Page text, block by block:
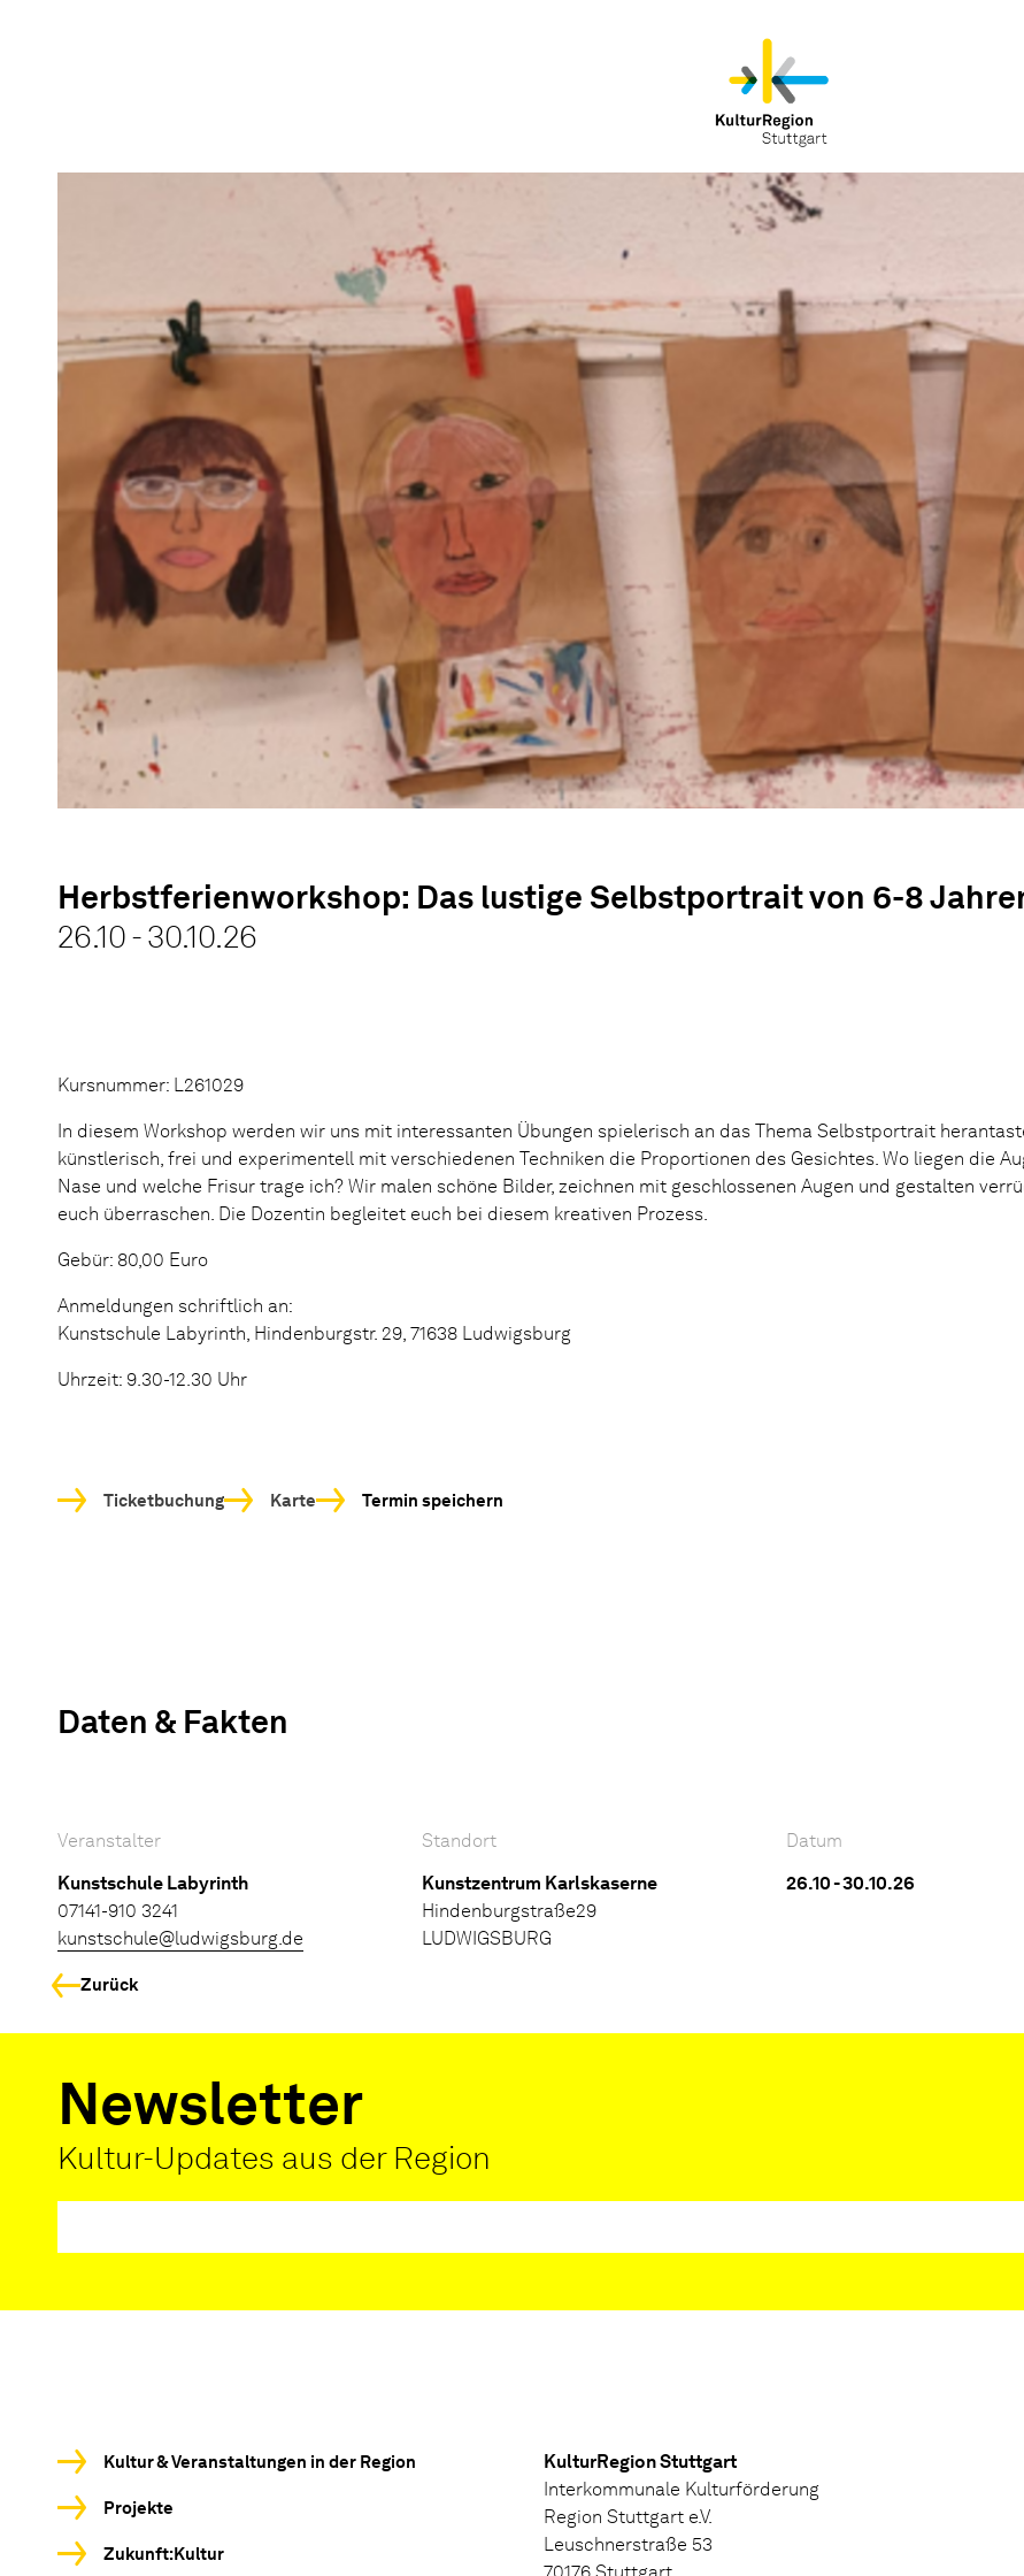
Herbstferienworkshop: Das lustige Selbstportrait von 6-8
26.10 - 30.10.26
Kursnummer: L261029
In diesem Workshop werden wir uns mit interessanten Übungen spielerisch an das Thema Selbstportrait
künstlerisch, frei und experimentell mit verschiedenen Techniken die Proportionen des Gesichtes. Wo liegen die
Nase und welche Frisur trage ich? Wir malen schöne Bilder, zeichnen mit geschlossenen Augen und gestalten
euch überraschen. Die Dozentin begleitet euch bei diesem kreativen Prozess.
Gebür: 80,00 Euro
Anmeldungen schriftlich an:
Kunstschule Labyrinth, Hindenburgstr. 29, 71638 Ludwigsburg
Uhrzeit: 9.30-12.30 Uhr
Ticketbuchung Karte Termin speichern
Daten & Fakten
Veranstalter
Kunstschule Labyrinth
07141-910 3241
kunstschule@ludwigsburg.de
Standort
Kunstzentrum Karlskaserne
Hindenburgstraße29
LUDWIGSBURG
Datum
26.10 - 30.10.26
Zurück
Newsletter
Kultur-Updates aus der Region
Kultur & Veranstaltungen in der Region
Projekte
Zukunft:Kultur
KulturRegion Stuttgart
Interkommunale Kulturförderung
Region Stuttgart e.V.
Leuschnerstraße 53